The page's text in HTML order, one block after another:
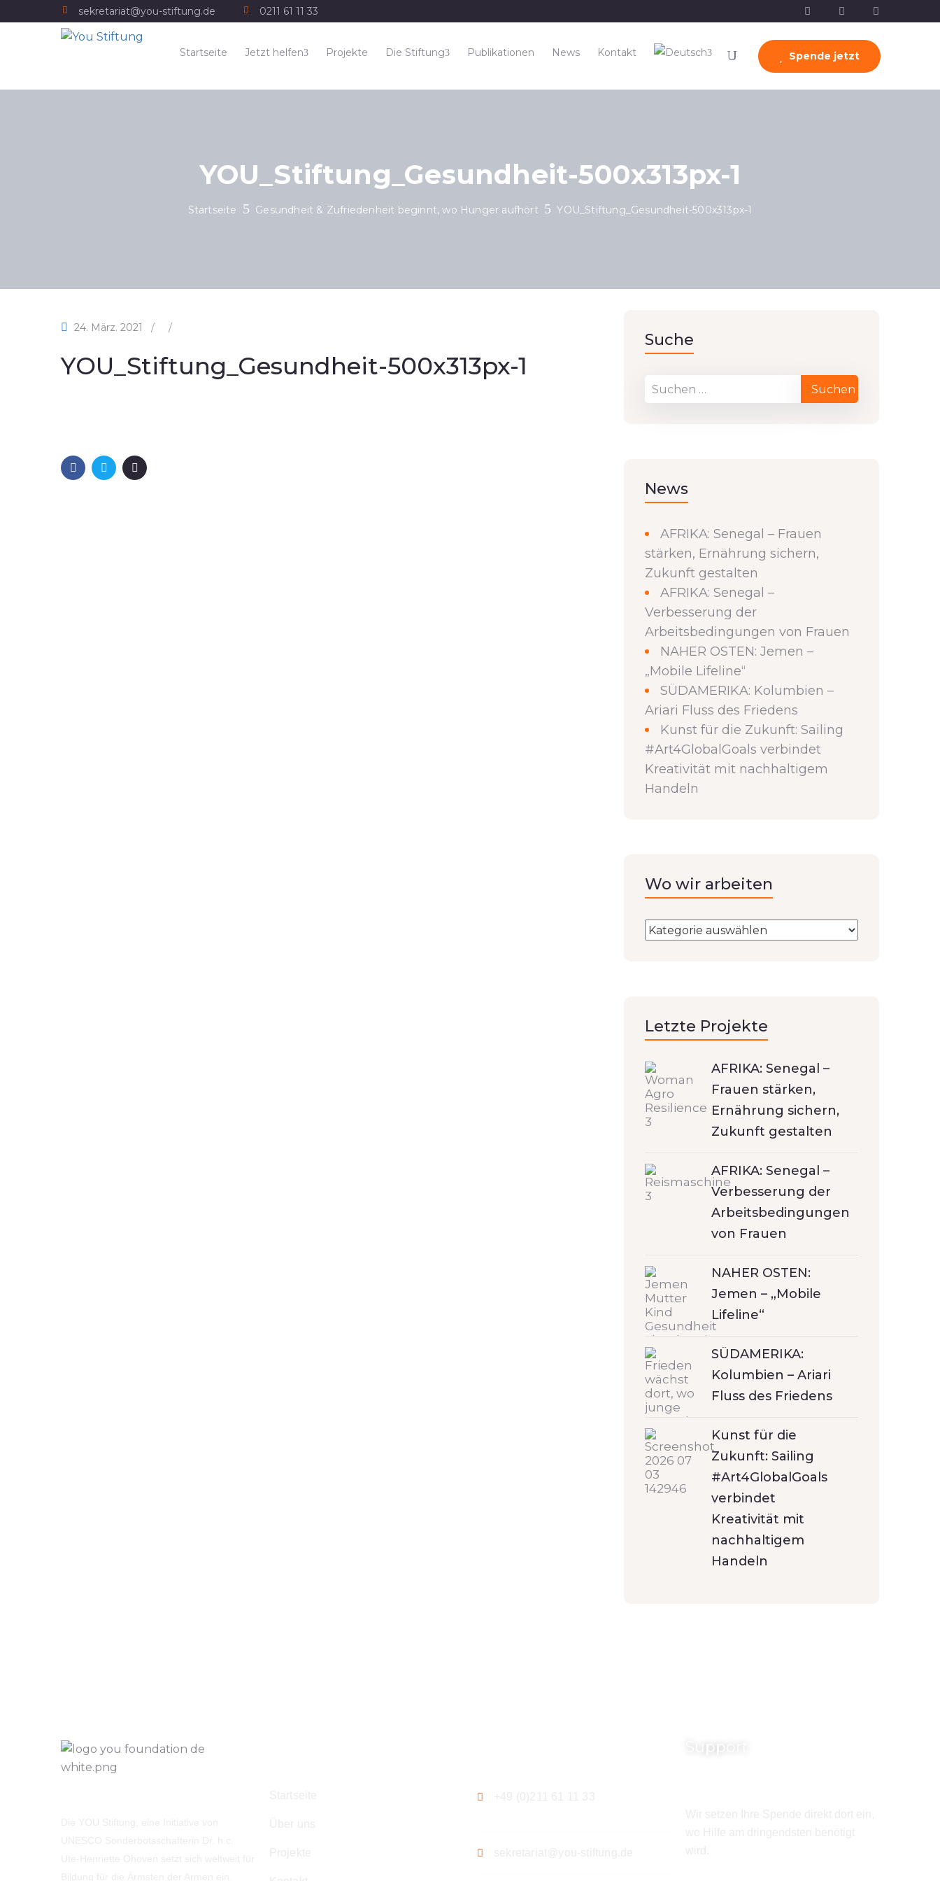
sekretariat@you-stiftung.de 0211 61 11 33
Startseite Jetzt helfen Projekte Die Stiftung Publikationen News Kontakt Spende jetzt
YOU_Stiftung_Gesundheit-500x313px-1
Startseite Gesundheit & Zufriedenheit beginnt, wo Hunger aufhört YOU_Stiftung_Gesundheit-500x313px-1
24. März. 2021 / /
YOU_Stiftung_Gesundheit-500x313px-1
Suche
News
AFRIKA: Senegal – Frauen
stärken, Ernährung sichern,
Zukunft gestalten
AFRIKA: Senegal –
Verbesserung der
Arbeitsbedingungen von Frauen
NAHER OSTEN: Jemen –
„Mobile Lifeline“
SÜDAMERIKA: Kolumbien –
Ariari Fluss des Friedens
Kunst für die Zukunft: Sailing
#Art4GlobalGoals verbindet
Kreativität mit nachhaltigem
Handeln
Wo wir arbeiten
Letzte Projekte
AFRIKA: Senegal –
Frauen stärken,
Ernährung sichern,
Zukunft gestalten
AFRIKA: Senegal –
Verbesserung der
Arbeitsbedingungen
von Frauen
NAHER OSTEN:
Jemen – „Mobile
Lifeline“
SÜDAMERIKA:
Kolumbien – Ariari
Fluss des Friedens
Kunst für die
Zukunft: Sailing
#Art4GlobalGoals
verbindet
Kreativität mit
nachhaltigem
Handeln
Support